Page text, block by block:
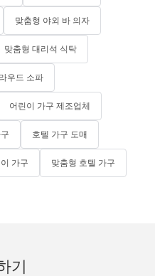
맞춤형 야외 바 의자
맞춤형 대리석 식탁
우드 소파
어린이 가구 제조업체
호텔 가구 도매
가구 맞춤형 호텔 가구
기